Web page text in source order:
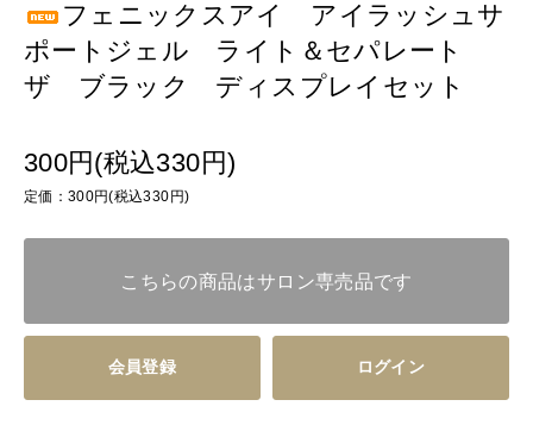
フェニックスアイ アイラッシュサ
ポートジェル ライト＆セパレート
ザ ブラック ディスプレイセット
300円(税込330円)
定価：300円(税込330円)
こちらの商品はサロン専売品です
会員登録 ログイン